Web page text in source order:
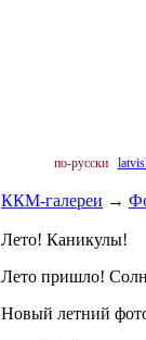
по-русски
ККМ-галереи →
Лето! Каникулы!
Лето пришло!
Новый летний